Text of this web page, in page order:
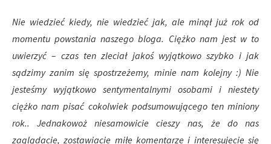
Nie wiedzieć kiedy, nie wiedzieć jak, ale minął już rok od
momentu powstania naszego bloga. Ciężko nam jest w to
uwierzyć – czas ten zleciał jakoś wyjątkowo szybko i jak
sądzimy zanim się spostrzeżemy, minie nam kolejny :) Nie
jesteśmy wyjątkowo sentymentalnymi osobami i niestety
ciężko nam pisać cokolwiek podsumowującego ten miniony
rok.. Jednakowoż niesamowicie cieszy nas, że do nas
zaglądacie, zostawiacie miłe komentarze i interesujecie się